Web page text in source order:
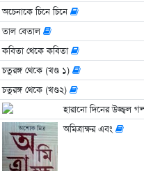
অচেনাকে চিনে চিনে
তাল বেতাল
কবিতা থেকে কবিতা
চতুরঙ্গ থেকে (খণ্ড ১)
চতুরঙ্গ থেকে (খণ্ড২)
হারানো দিনের উজ্জ্বল
অমিত্রাক্ষর এবং